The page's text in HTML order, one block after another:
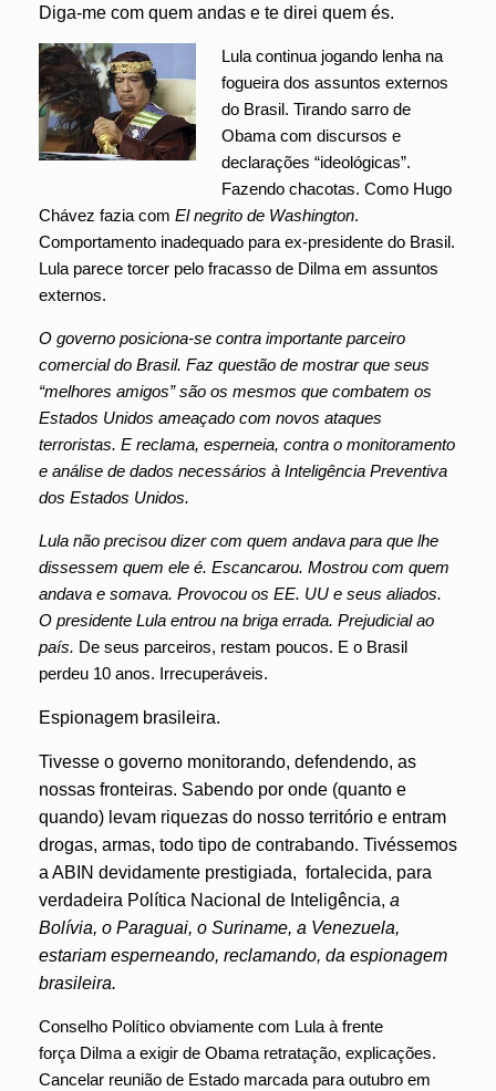
Diga-me com quem andas e te direi quem és.
Lula continua jogando lenha na
fogueira dos assuntos externos
do Brasil. Tirando sarro de
Obama com discursos e
declarações “ideológicas”.
Fazendo chacotas. Como Hugo
Chávez fazia com El negrito de Washington.
Comportamento inadequado para ex-presidente do Brasil.
Lula parece torcer pelo fracasso de Dilma em assuntos
externos.
O governo posiciona-se contra importante parceiro
comercial do Brasil. Faz questão de mostrar que seus
“melhores amigos” são os mesmos que combatem os
Estados Unidos ameaçado com novos ataques
terroristas. E reclama, esperneia, contra o monitoramento
e análise de dados necessários à Inteligência Preventiva
dos Estados Unidos.
Lula não precisou dizer com quem andava para que lhe
dissessem quem ele é. Escancarou. Mostrou com quem
andava e somava. Provocou os EE. UU e seus aliados.
O presidente Lula entrou na briga errada. Prejudicial ao
país. De seus parceiros, restam poucos. E o Brasil
perdeu 10 anos. Irrecuperáveis.
Espionagem brasileira.
Tivesse o governo monitorando, defendendo, as
nossas fronteiras. Sabendo por onde (quanto e
quando) levam riquezas do nosso território e entram
drogas, armas, todo tipo de contrabando. Tivéssemos
a ABIN devidamente prestigiada, fortalecida, para
verdadeira Política Nacional de Inteligência, a
Bolívia, o Paraguai, o Suriname, a Venezuela,
estariam esperneando, reclamando, da espionagem
brasileira.
Conselho Político obviamente com Lula à frente
força Dilma a exigir de Obama retratação, explicações.
Cancelar reunião de Estado marcada para outubro em